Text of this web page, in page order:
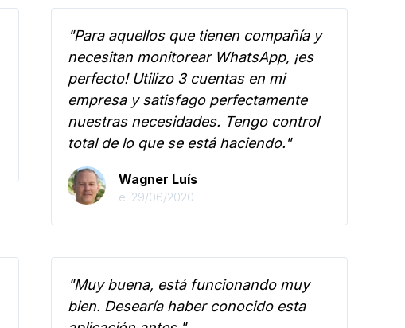
"Para aquellos que tienen compañía y
necesitan monitorear WhatsApp, ¡es
perfecto! Utilizo 3 cuentas en mi
empresa y satisfago perfectamente
nuestras necesidades. Tengo control
total de lo que se está haciendo."
Wagner Luís
el 29/06/2020
"Muy buena, está funcionando muy
bien. Desearía haber conocido esta